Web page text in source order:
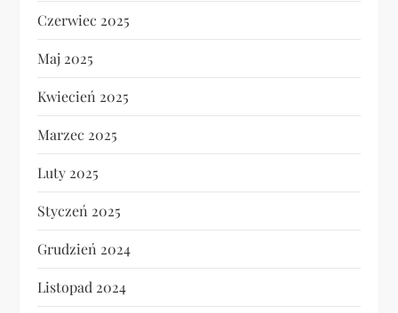
Czerwiec 2025
Maj 2025
Kwiecień 2025
Marzec 2025
Luty 2025
Styczeń 2025
Grudzień 2024
Listopad 2024